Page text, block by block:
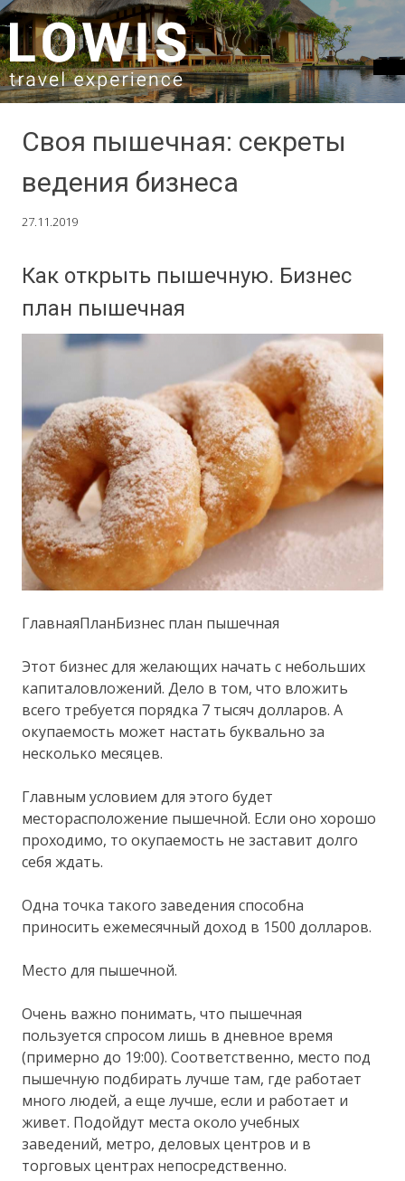
SKIP TO CONTENT
Своя пышечная: секреты
ведения бизнеса
27.11.2019
Как открыть пышечную. Бизнес
план пышечная
ГлавнаяПланБизнес план пышечная
Этот бизнес для желающих начать с небольших
капиталовложений. Дело в том, что вложить
всего требуется порядка 7 тысяч долларов. А
окупаемость может настать буквально за
несколько месяцев.
Главным условием для этого будет
месторасположение пышечной. Если оно хорошо
проходимо, то окупаемость не заставит долго
себя ждать.
Одна точка такого заведения способна
приносить ежемесячный доход в 1500 долларов.
Место для пышечной.
Очень важно понимать, что пышечная
пользуется спросом лишь в дневное время
(примерно до 19:00). Соответственно, место под
пышечную подбирать лучше там, где работает
много людей, а еще лучше, если и работает и
живет. Подойдут места около учебных
заведений, метро, деловых центров и в
торговых центрах непосредственно.